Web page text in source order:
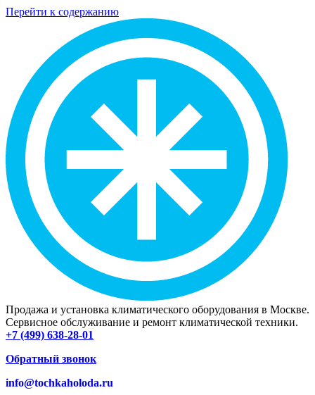
Перейти к содержанию
Продажа и установка климатического оборудования в Москве.
Сервисное обслуживание и ремонт климатической техники.
+7 (499) 638-28-01
Обратный звонок
info@tochkaholoda.ru